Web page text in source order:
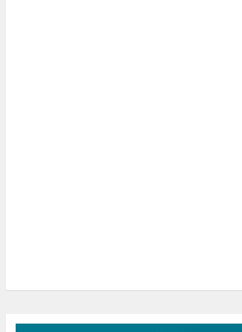
PUERTO DE VALENCIA (1)
RACISMO (1)